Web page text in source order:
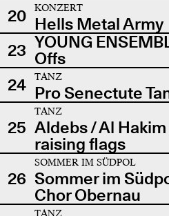
20
KONZERT
Hells Metal Army
23 YOUNG
Offs
24
TANZ
Pro Senectute
25
TANZ
Aldebs / Al
raising flags
26
SOMMER IM SÜDPOL
Sommer im
Chor Obernau
TANZ